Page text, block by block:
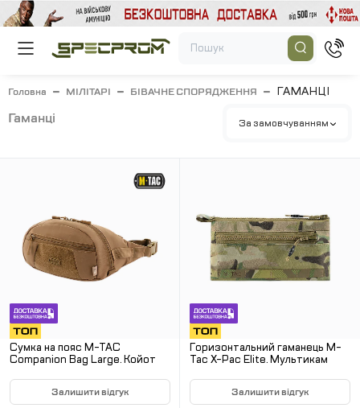
Головна МІЛІТАРІ БІВАЧНЕ СПОРЯДЖЕННЯ ГАМАНЦІ
гаманці За замовчуванням
Сумка на пояс M-TAC
Companion Bag Large. Койот
Залишити відгук
Горизонтальний гаманець M-
Tac X-Pac Elite. Мультикам
Залишити відгук